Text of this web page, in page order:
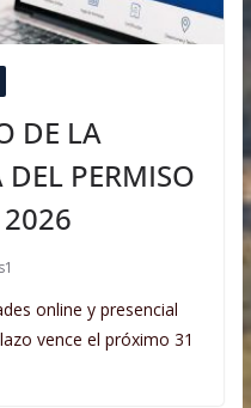
DE LA
PERMISO
2026
online y presencial
vence el próximo 31